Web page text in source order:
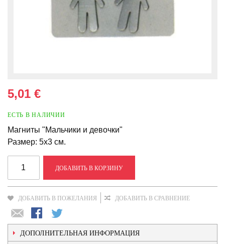
5,01 €
ЕСТЬ В НАЛИЧИИ
Магниты "Мальчики и девочки"
Размер: 5x3 см.
ДОБАВИТЬ В КОРЗИНУ
ДОБАВИТЬ В ПОЖЕЛАНИЯ ДОБАВИТЬ В СРАВНЕНИЕ
ДОПОЛНИТЕЛЬНАЯ ИНФОРМАЦИЯ